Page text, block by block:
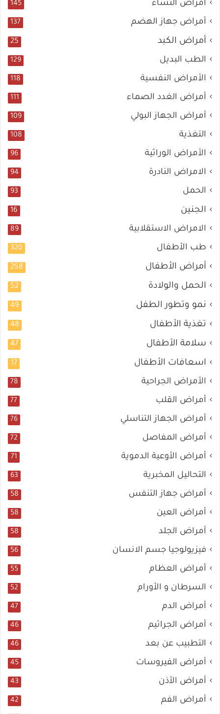
أمراض النساء 145
أمراض جهاز الهضم 137
أمراض الكبد 25
الطب البديل 129
الأمراض النفسية 118
أمراض الغدد الصماء 111
أمراض الجهاز البولي 109
التغذية 108
الأمراض الوراثية 96
الامراض النادرة 94
الحمل 93
الجنين 16
الامراض الاستقلابية 89
طب الأطفال 320
أمراض الأطفال 258
الحمل والولادة 52
نمو وتطور الطفل 49
تغذية الأطفال 48
سلامة الأطفال 47
اسعافات الأطفال 17
الأمراض الجراحية 78
أمراض القلب 77
أمراض الجهاز التناسلي 76
أمراض المفاصل 72
أمراض الأوعية الدموية 71
التحاليل المخبرية 63
أمراض جهاز التنفس 58
أمراض العين 58
أمراض الجلد 58
فيزيولوجيا جسم الانسان 56
أمراض العظام 55
السرطان و الأورام 52
أمراض الدم 47
أمراض الجراثيم 46
التطبيب عن بعد 46
أمراض الفيروسات 45
أمراض الأذن 43
أمراض الفم 42